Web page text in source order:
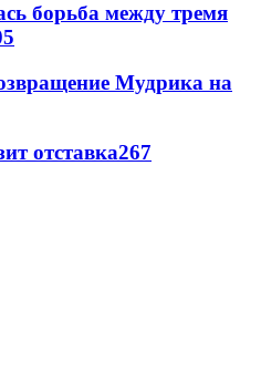
борьба между тремя
Мудрика на
отставка267